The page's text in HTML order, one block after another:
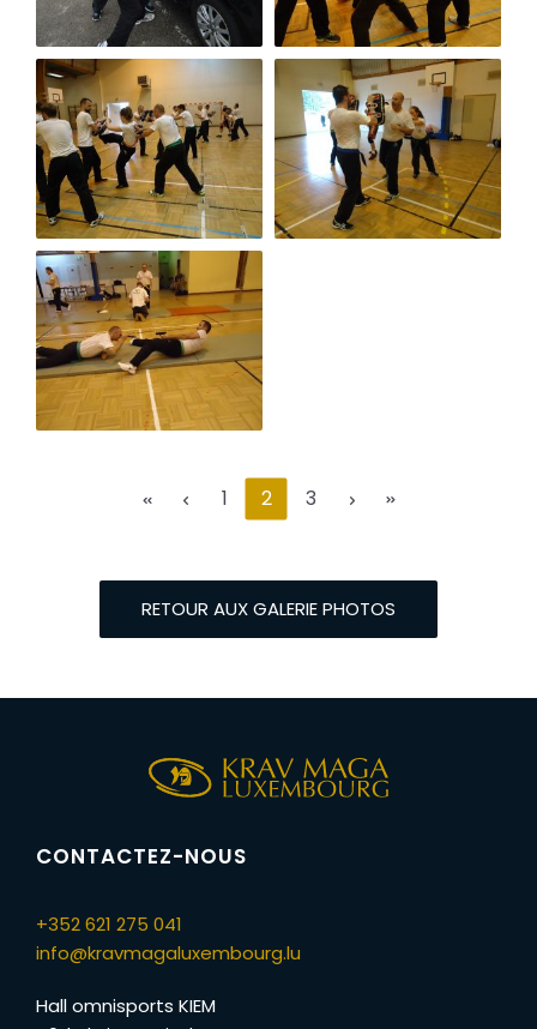
1 2 3
RETOUR AUX GALERIE PHOTOS
CONTACTEZ-NOUS
+352 621 275 041
info@kravmagaluxembourg.lu
Hall omnisports KIEM